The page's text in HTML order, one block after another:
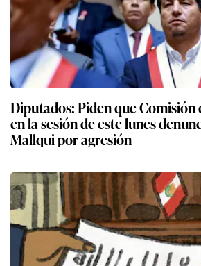
Diputados: Piden que Comisión
en la sesión de este lunes
Mallqui por agresión